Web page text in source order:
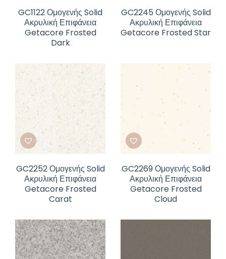
GC1122 Ομογενής Solid
Ακρυλική Επιφάνεια
Getacore Frosted
Dark
GC2245 Ομογενής Solid
Ακρυλική Επιφάνεια
Getacore Frosted Star
GC2252 Ομογενής Solid
Ακρυλική Επιφάνεια
Getacore Frosted
Carat
GC2269 Ομογενής Solid
Ακρυλική Επιφάνεια
Getacore Frosted
Cloud